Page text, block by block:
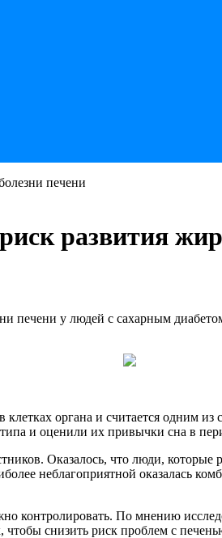
печени
развития
печени у людей с сахарным
органа и считается одним
и оценили их привычки сна в
Оказалось, что люди,
неблагоприятной оказалась
контролировать. По мнению
снизить риск проблем с